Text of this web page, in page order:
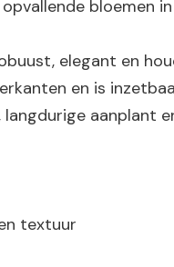
bloemen
elegant en
en is
aanplant
textuur